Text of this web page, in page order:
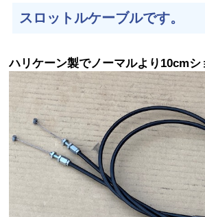
スロットルケーブルです。
ハリケーン製でノーマルより10cmシ